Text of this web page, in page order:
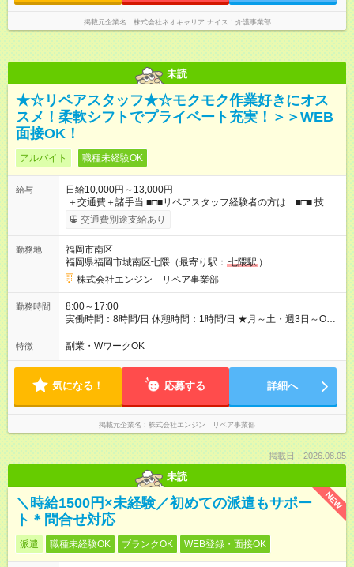
掲載元企業名 株式会社ネオキャリア ナイス！介護事業部
未読
★☆リペアスタッフ★☆モクモク作業好きにオス
スメ！柔軟シフトでプライベート充実！＞＞WEB
面接OK！
アルバイト 職種未経験OK
給与
日給10,000円～13,000円
＋交通費＋諸手当 ■□■リペアスタッフ経験者の方は…■□■ 技術
チェック後に日給を決定します！ ・現場数に応じて『日給が1.2
倍』！ ・その他手当により『1.5倍』になることも…！ ・その他
交通費規定支給 ◆残業手当あり ◆子供手当あり ◆宿泊手当あり
(2000円/1日) ※宿泊を伴う現場の場合 ◆先輩スタッフの給与例
﹋﹋﹋﹋﹋﹋﹋﹋﹋﹋﹋ ・週5日勤務Aさん ＞＞日給10，000円
×20勤務 ＞＞月収20万円＋諸手当 【試用期間】試用期間あり 試
用期間の長さ：6ヶ月 ※ 雇用形態と給与に、本採用時と異なる部
分があります。 雇用形態：本採用時と同じです。 給与：日
円 121勤務目から日給10，000円～ となります。
::::: ::::: ::::: ::::: ::::: ::::::
交通費別途支給あり
勤務地
福岡市南区
福岡県福岡市城南区七隈（最寄り駅： 七隈駅 ）
株式会社エンジン リペア事業部
勤務時間
8:00～17:00
実働時間：8時間/日 休憩時間：1時間/日 ★月～土・週3日～OK
★週4～5日入れる方大歓迎！※日時相談OK ★時期により連休取
得も可能！ ＼毎月希望シフト提出で働きやすい！／ 毎月20日ま
談OK
特徴 副業・WワークOK
気になる！ 応募する 詳細へ
掲載元企業名 株式会社エンジン リペア事業部
掲載日：2026.08.05
未読
NEW
＼時給1500円×未経験／初めての派遣もサポー
ト＊問合せ対応
派遣 職種未経験OK ブランクOK WEB登録・面接OK